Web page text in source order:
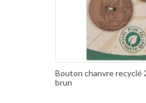
Bouton chanvre recyclé
brun